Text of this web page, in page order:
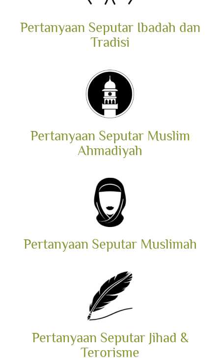
Pertanyaan Seputar Ibadah dan
Tradisi
Pertanyaan Seputar Muslim
Ahmadiyah
Pertanyaan Seputar Muslimah
Pertanyaan Seputar Jihad &
Terorisme